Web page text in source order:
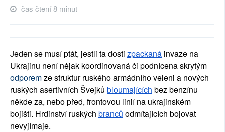
SOCIÁLNÍ SÍTĚ
RUBRIKY
PLNÁ VERZE STRÁNEK
čas čtení 8 minut
Jeden se musí ptát, jestli ta dosti zpackaná invaze na
odporem ze struktur ruského armádního veleni a nových
ruských asertivních Švejků bloumajících bez benzínu
někde za, nebo před, frontovou linií na ukrajinském
bojišti. Hrdinství ruských branců odmítajících bojovat
nevyjímaje.